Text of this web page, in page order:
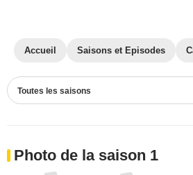
Accueil Saisons et Episodes
Toutes les saisons
Photo de la saison 1